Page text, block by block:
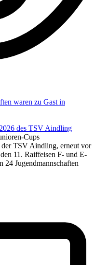
waren zu Gast in
des TSV Aindling
Cups
der TSV Aindling, erneut vor
11. Raiffeisen F- und E-
Jugendmannschaften